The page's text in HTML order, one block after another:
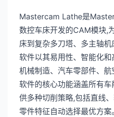
Mastercam Lathe是
数控车床开发的CAM模块,
床到复杂多刀塔、多主轴机
软件以其易用性、智能化
机械制造、汽车零部件、航
软件的核心功能涵盖所有
供多种切削策略,包括直线
零件特征自动选择最优方